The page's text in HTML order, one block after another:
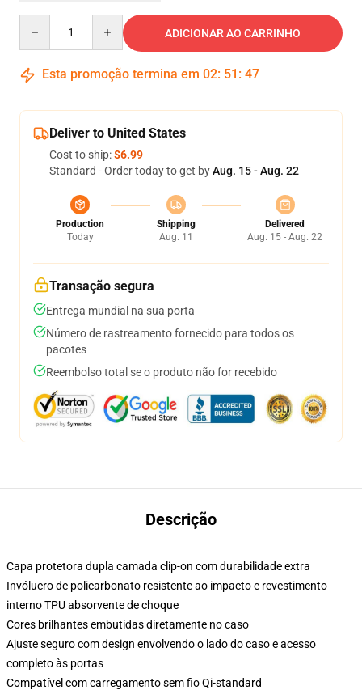
ADICIONAR AO CARRINHO
Esta promoção termina em 02: 51 : 47
Deliver to United States
Cost to ship:$6.99
Standard - Order today to get byAug. 15 - Aug. 22
Production
Today
Shipping
Aug. 11
Delivered
Aug. 15 - Aug. 22
Transação segura
Entrega mundial na sua porta
Número de rastreamento fornecido para todos os
pacotes
Reembolso total se o produto não for recebido
Descrição
Capa protetora dupla camada clip-on com durabilidade extra
Invólucro de policarbonato resistente ao impacto e revestimento
interno TPU absorvente de choque
Cores brilhantes embutidas diretamente no caso
Ajuste seguro com design envolvendo o lado do caso e acesso
completo às portas
Compatível com carregamento sem fio Qi-standard